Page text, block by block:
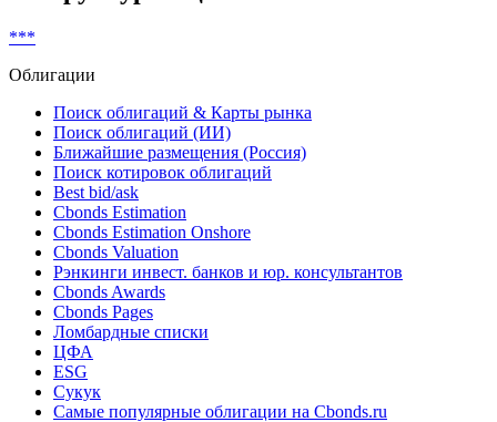
***
Облигации
Поиск облигаций & Карты рынка
Поиск облигаций (ИИ)
Ближайшие размещения (Россия)
Поиск котировок облигаций
Best bid/ask
Cbonds Estimation
Cbonds Estimation Onshore
Cbonds Valuation
Рэнкинги инвест. банков и юр. консультантов
Cbonds Awards
Cbonds Pages
Ломбардные списки
ЦФА
ESG
Сукук
Самые популярные облигации на Cbonds.ru